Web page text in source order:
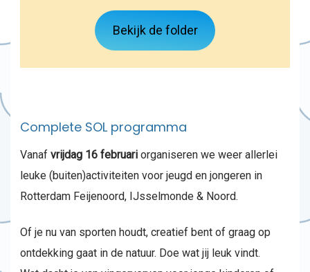
Bekijk de folder
Complete SOL programma
Vanaf vrijdag 16 februari organiseren we weer allerlei
leuke (buiten)activiteiten voor jeugd en jongeren in
Rotterdam Feijenoord, IJsselmonde & Noord.
Of je nu van sporten houdt, creatief bent of graag op
ontdekking gaat in de natuur. Doe wat jij leuk vindt.